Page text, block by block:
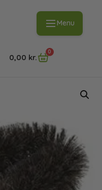
Menu
0,00 kr.
0